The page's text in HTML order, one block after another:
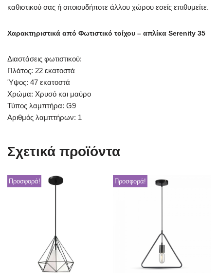
καθιστικού σας ή οποιουδήποτε άλλου χώρου εσείς επιθυμείτε.
Χαρακτηριστικά από Φωτιστικό τοίχου – απλίκα Serenity 35
Διαστάσεις φωτιστικού:
Πλάτος: 22 εκατοστά
Ύψος: 47 εκατοστά
Χρώμα: Χρυσό και μαύρο
Τύπος λαμπτήρα: G9
Αριθμός λαμπτήρων: 1
Σχετικά προϊόντα
Προσφορά! Προσφορά!